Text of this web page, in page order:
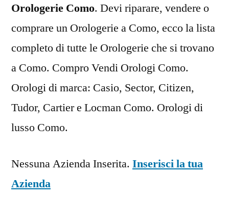
Orologerie Como. Devi riparare, vendere o
comprare un Orologerie a Como, ecco la lista
completo di tutte le Orologerie che si trovano
a Como. Compro Vendi Orologi Como.
Orologi di marca: Casio, Sector, Citizen,
Tudor, Cartier e Locman Como. Orologi di
lusso Como.
Nessuna Azienda Inserita. Inserisci la tua
Azienda